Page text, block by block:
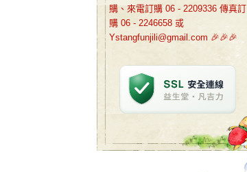
購、來電訂購 06 - 2209336 傳真訂
購 06 - 2246658 或
Ystangfunjili@gmail.com 🎉🎉🎉